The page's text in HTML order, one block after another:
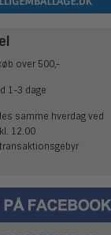
over 500,-
1-3 dage
samme hverdag ved
12.00